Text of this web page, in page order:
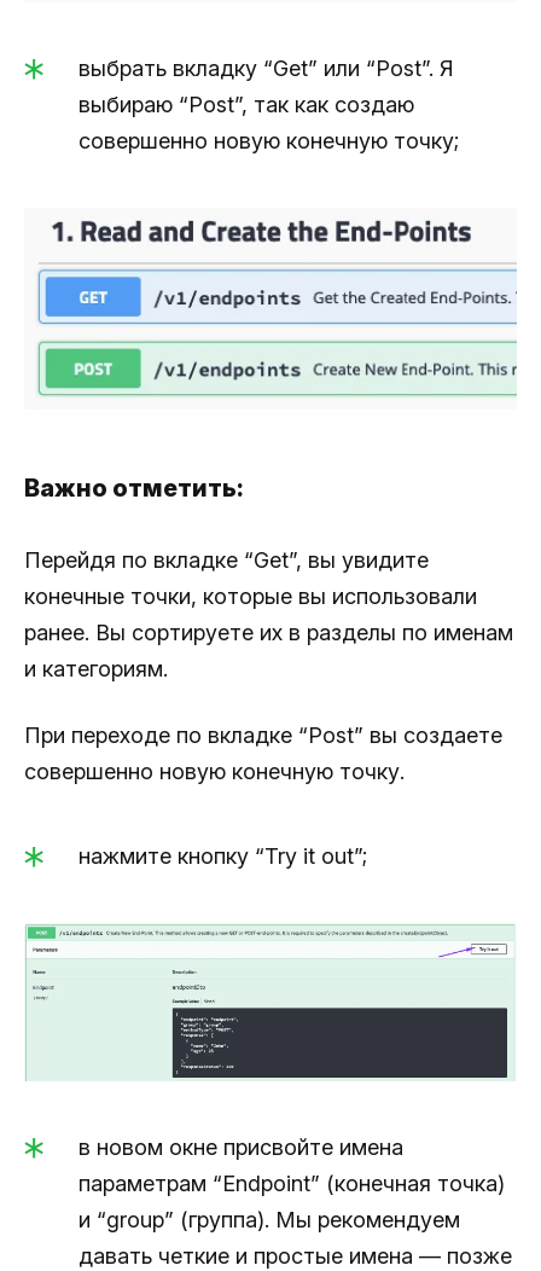
выбрать вкладку “Get” или “Post”. Я
выбираю “Post”, так как создаю
совершенно новую конечную точку;
Важно отметить:
Перейдя по вкладке “Get”, вы увидите
конечные точки, которые вы использовали
ранее. Вы сортируете их в разделы по именам
и категориям.
При переходе по вкладке “Post” вы создаете
совершенно новую конечную точку.
нажмите кнопку “Try it out”;
в новом окне присвойте имена
параметрам “Endpoint” (конечная точка)
и “group” (группа). Мы рекомендуем
давать четкие и простые имена — позже